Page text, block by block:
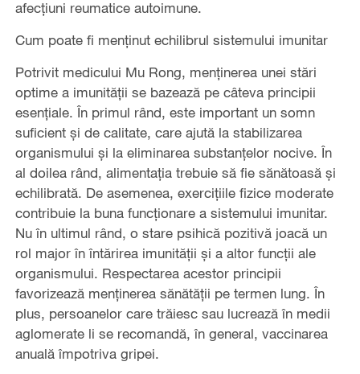
afecțiuni reumatice autoimune.
Cum poate fi menținut echilibrul sistemului imunitar
Potrivit medicului Mu Rong, menținerea unei stări
optime a imunității se bazează pe câteva principii
esențiale. În primul rând, este important un somn
suficient și de calitate, care ajută la stabilizarea
organismului și la eliminarea substanțelor nocive. În
al doilea rând, alimentația trebuie să fie sănătoasă și
echilibrată. De asemenea, exercițiile fizice moderate
contribuie la buna funcționare a sistemului imunitar.
Nu în ultimul rând, o stare psihică pozitivă joacă un
rol major în întărirea imunității și a altor funcții ale
organismului. Respectarea acestor principii
favorizează menținerea sănătății pe termen lung. În
plus, persoanelor care trăiesc sau lucrează în medii
aglomerate li se recomandă, în general, vaccinarea
anuală împotriva gripei.